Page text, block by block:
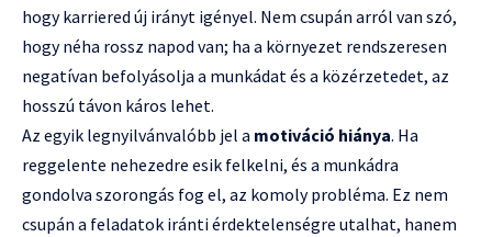
hogy karriered új irányt igényel. Nem csupán arról van szó,
hogy néha rossz napod van; ha a környezet rendszeresen
negatívan befolyásolja a munkádat és a közérzetedet, az
hosszú távon káros lehet.
Az egyik legnyilvánvalóbb jel a motiváció hiánya. Ha
reggelente nehezedre esik felkelni, és a munkádra
gondolva szorongás fog el, az komoly probléma. Ez nem
csupán a feladatok iránti érdektelenségre utalhat, hanem